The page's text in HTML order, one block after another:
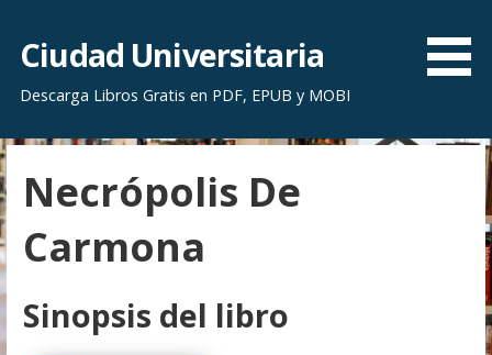
r
a
l
c
o
n
e
Ciudad Universitaria
Descarga Libros Gratis en PDF, EPUB y MOBI
Necrópolis De
Carmona
Sinopsis del libro